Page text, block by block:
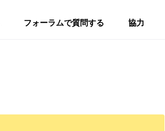
フォーラムで質問する 協力